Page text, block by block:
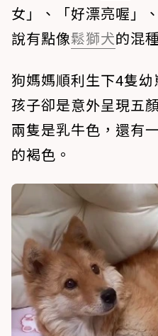
女」、「好漂亮喔」
說有點像鬆獅犬的混
狗媽媽順利生下4隻
孩子卻是意外呈現五
兩隻是乳牛色，還有
的褐色。